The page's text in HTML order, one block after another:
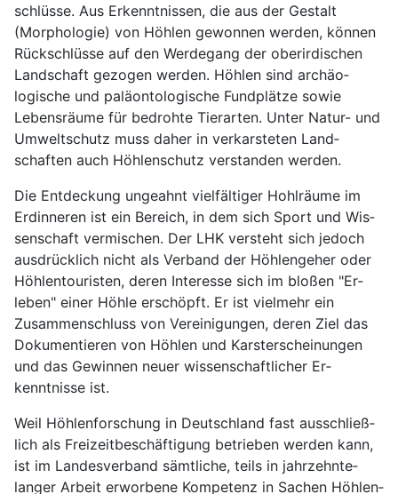
schlüsse. Aus Er­kennt­nissen, die aus der Gestalt
(Morpho­logie) von Höhlen ge­wonnen werden, kön­nen
Rück­schlüsse auf den Werde­gang der ober­irdischen
Land­schaft ge­zogen werden. Höhlen sind archäo­
logische und paläonto­logische Fund­plätze sowie
Leben­sräume für be­drohte Tier­arten. Unter Natur- und
Umwelt­schutz muss daher in ver­karsteten Land­
schaften auch Höhlen­schutz ver­standen werden.
Die Ent­deckung ungeahnt viel­fältiger Hohl­räume im
Erd­inneren ist ein Be­reich, in dem sich Sport und Wis­
sen­schaft ver­mischen. Der LHK versteht sich jedoch
aus­drück­lich nicht als Ver­band der Höhlen­geher oder
Höhlen­touristen, deren Inter­esse sich im bloßen "Er­
leben" einer Höhle er­schöpft. Er ist viel­mehr ein
Zusam­men­schluss von Ver­einigungen, deren Ziel das
Dokumen­tieren von Höhlen und Karst­er­scheinungen
und das Ge­winnen neuer wis­sen­schaft­licher Er­
kenntnisse ist.
Weil Höhlen­forschung in Deutschland fast aus­schließ­
lich als Frei­zeit­be­schäftigung be­trieben werden kann,
ist im Landes­verband sämtliche, teils in jahr­zehnte­
langer Arbeit er­worbene Kom­petenz in Sachen Höhlen­